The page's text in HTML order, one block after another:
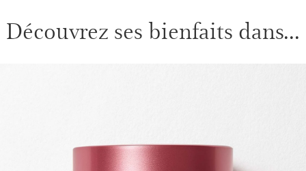
Découvrez ses bienfaits dans...